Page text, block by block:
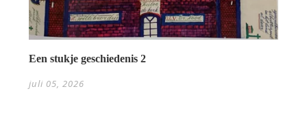
Een stukje geschiedenis 2
juli 05, 2026